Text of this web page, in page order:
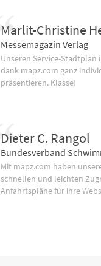
Marlit-Christine
Messemagazin Verlag
Unseren Service-Stadtplan
dank mapz.com ganz
präsentieren. Klasse!
Dieter C. Rangol
Bundesverband
Mit mapz.com haben
schnellen und leichten
Anfahrtspläne für ihre